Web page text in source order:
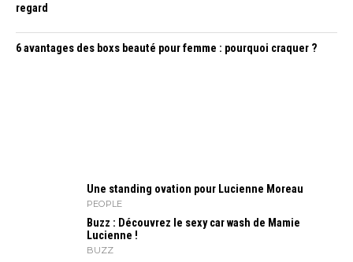
regard
6 avantages des boxs beauté pour femme : pourquoi craquer ?
Une standing ovation pour Lucienne Moreau
PEOPLE
Buzz : Découvrez le sexy car wash de Mamie
Lucienne !
BUZZ